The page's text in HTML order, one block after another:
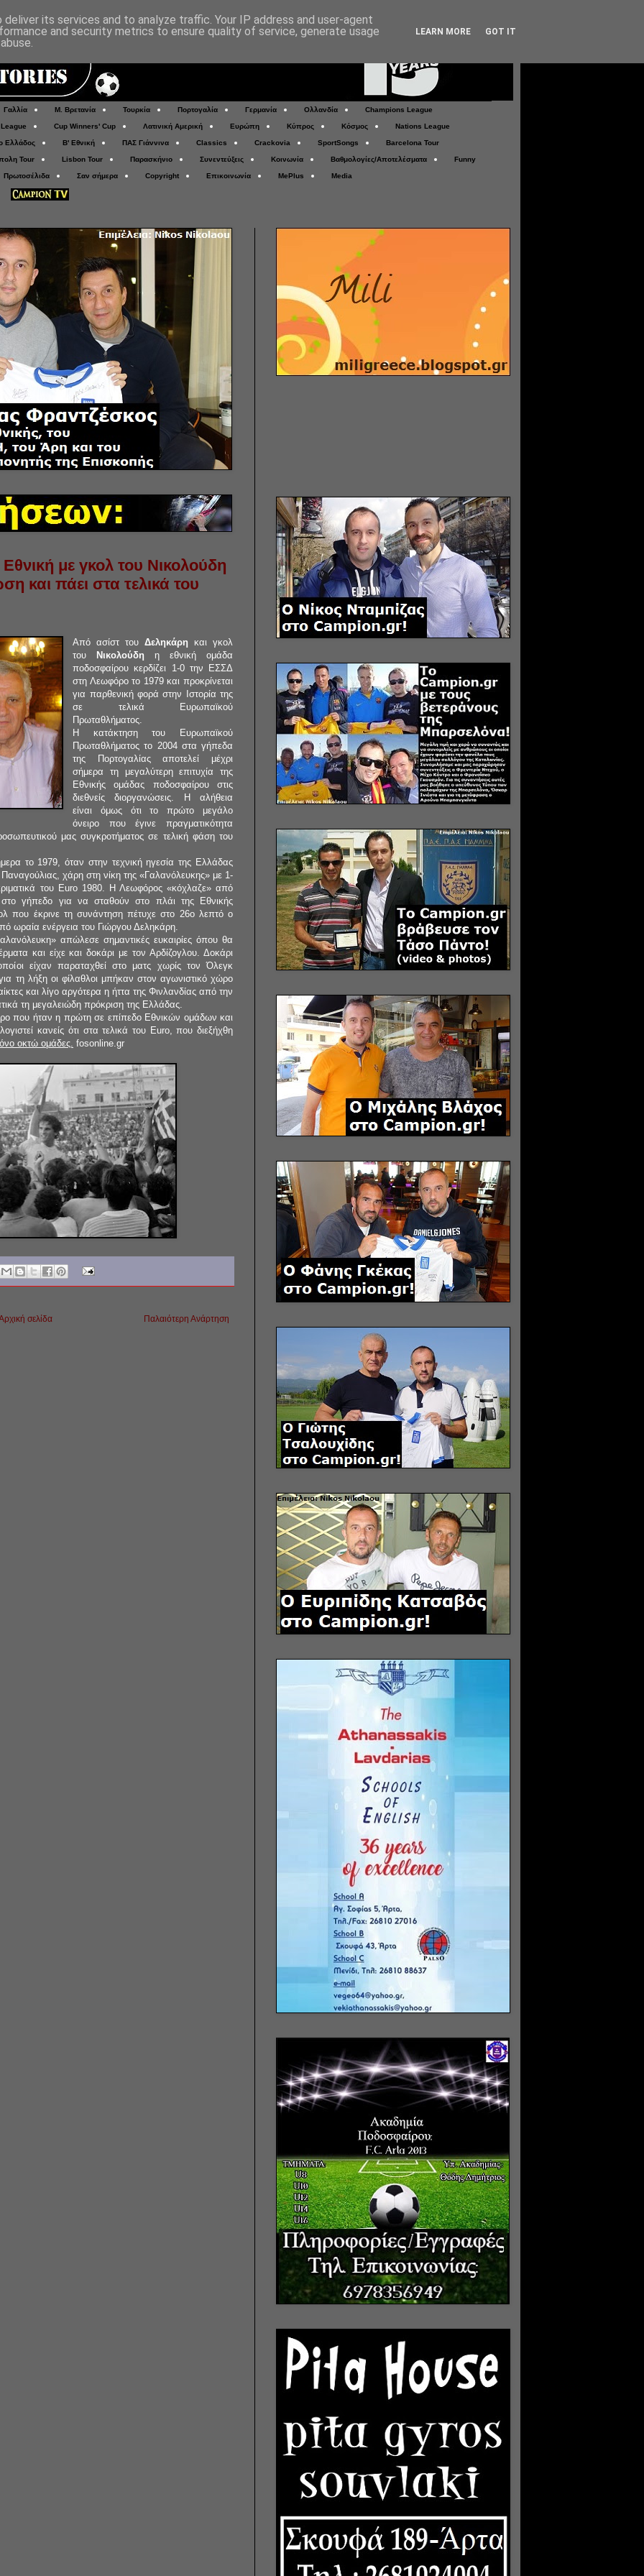
Γαλλία Μ. Βρετανία Τουρκία Πορτογαλία Γερμανία Ολλανδία Champions League
Cup Winners' Cup Λατινική Αμερική Ευρώπη Κύπρος Κόσμος Nations League
Ελλάδος Β' Εθνική ΠΑΣ Γιάννινα Classics Crackovia SportSongs Barcelona Tour
Tour Lisbon Tour Παρασκήνιο Συνεντεύξεις Κοινωνία Βαθμολογίες/Αποτελέσματα Funny
Πρωτοσέλιδα Σαν σήμερα Copyright Επικοινωνία MePlus Media
με γκολ του Νικολούδη
και πάει στα τελικά του
Από ασίστ τουΔεληκάρη και γκολ
του
Νικολούδηη εθνική ομάδα
ποδοσφαίρου κερδίζει 1-0 την ΕΣΣΔ
στη Λεωφόρο το 1979 και προκρίνεται
για παρθενική φορά στην Ιστορία της
σε τελικά Ευρωπαϊκού
Πρωταθλήματος.
Η κατάκτηση του Ευρωπαϊκού
Πρωταθλήματος το 2004 στα γήπεδα
της Πορτογαλίας αποτελεί μέχρι
σήμερα τη μεγαλύτερη επιτυχία της
Εθνικής ομάδας ποδοσφαίρου στις
διεθνείς διοργανώσεις. Η αλήθεια
είναι όμως ότι το πρώτο μεγάλο
όνειρο που έγινε πραγματικότητα
μας συγκροτήματος σε τελική φάση του
το 1979, όταν στην τεχνική ηγεσία της Ελλάδας
Παναγούλιας, χάρη στη νίκη της «Γαλανόλευκης» με 1-
του Euro 1980. Η Λεωφόρος «κόχλαζε» από
στο γήπεδο για να σταθούν στο πλάι της Εθνικής
που έκρινε τη συνάντηση πέτυχε στο 26ο λεπτό ο
ωραία ενέργεια του Γιώργου Δεληκάρη.
απώλεσε σημαντικές ευκαιρίες όπου θα
και είχε και δοκάρι με τον Αρδίζογλου. Δοκάρι
είχαν παραταχθεί στο ματς χωρίς τον Όλεγκ
τη λήξη οι φίλαθλοι μπήκαν στον αγωνιστικό χώρο
και λίγο αργότερα η ήττα της Φινλανδίας από την
τη μεγαλειώδη πρόκριση της Ελλάδας.
που ήταν η πρώτη σε επίπεδο Εθνικών ομάδων και
κανείς ότι στα τελικά του Euro, που διεξήχθη
οκτώ ομάδες. fosonline.gr
Παλαιότερη Ανάρτηση
σελίδα
its services and to analyze traffic. Your IP address and user-agent
and security metrics to ensure quality of service, generate usage
LEARN MORE GOT IT